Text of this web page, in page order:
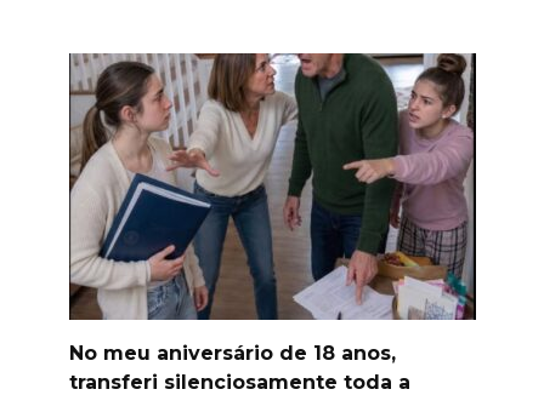
No meu aniversário de 18 anos,
transferi silenciosamente toda a